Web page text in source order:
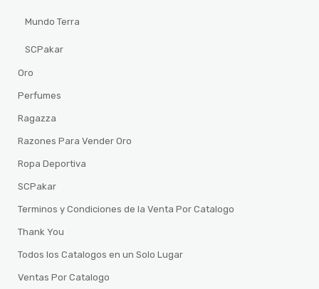
Mundo Terra
SCPakar
Oro
Perfumes
Ragazza
Razones Para Vender Oro
Ropa Deportiva
SCPakar
Terminos y Condiciones de la Venta Por Catalogo
Thank You
Todos los Catalogos en un Solo Lugar
Ventas Por Catalogo